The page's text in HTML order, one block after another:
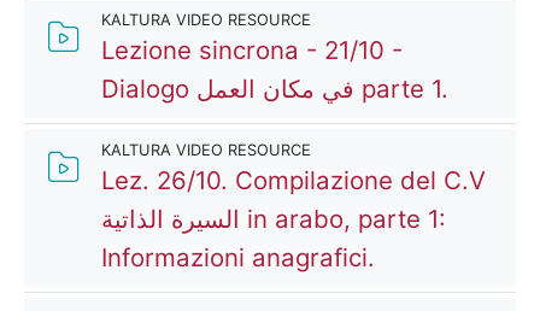
KALTURA VIDEO RESOURCE
Lezione sincrona - 21/10 -
Dialogo في مكان العمل parte 1.
KALTURA VIDEO RESOURCE
Lez. 26/10. Compilazione del C.V
السيرة الذاتية in arabo, parte 1:
Informazioni anagrafici.